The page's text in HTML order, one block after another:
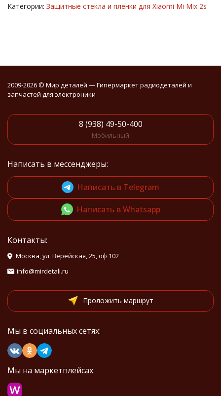
Категории: Защитные стекла и пленки для Xiaomi Mi Mix 2s
2009-2026 © Мир деталей — Гипермаркет радиодеталей и
запчастей для электроники
8 (938) 49-50-400
Мобильный
Написать в мессенджеры:
Написать в Telegram
Написать в Whatsapp
Контакты:
Москва, ул. Верейская, 25, оф 102
info@mirdetali.ru
Проложить маршрут
Мы в социальных сетях:
Мы на маркетплейсах